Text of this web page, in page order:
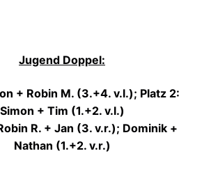
Jugend Doppel:
+ Robin M. (3.+4. v.l.); Platz 2:
Simon + Tim (1.+2. v.l.)
R. + Jan (3. v.r.); Dominik +
Nathan (1.+2. v.r.)